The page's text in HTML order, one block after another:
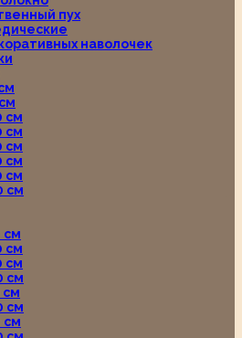
пух
наволочек
см
см
см
см
см
см
см
см
см
см
см
см
см